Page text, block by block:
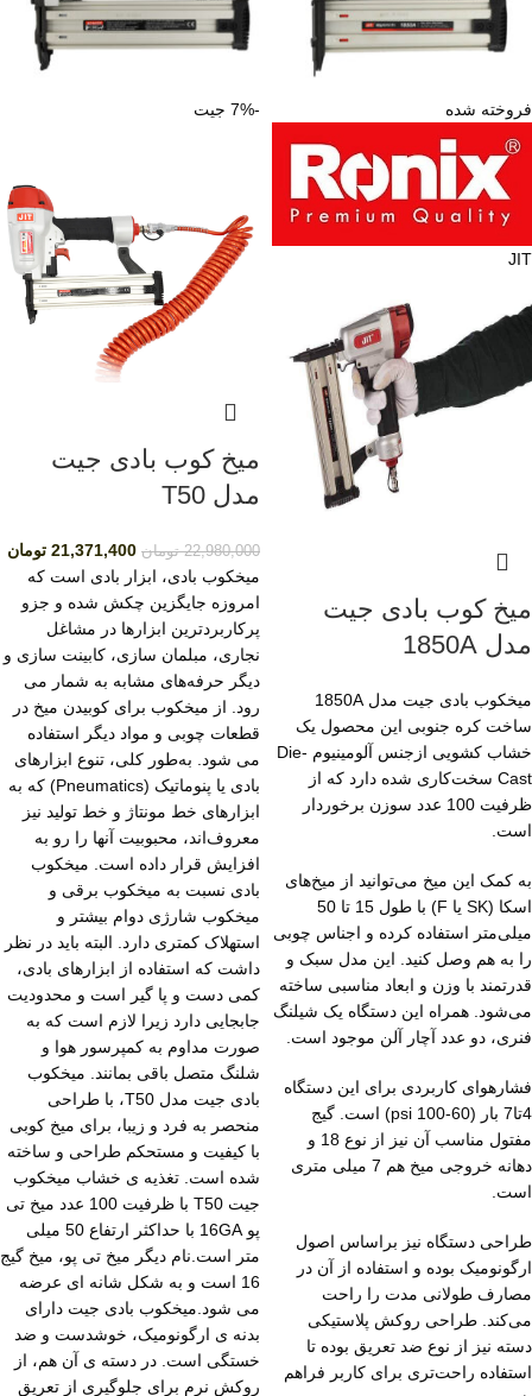
فروخته شده
JIT
میخ کوب بادی جیت
مدل 1850A
میخکوب بادی جیت مدل 1850A
ساخت کره جنوبی این محصول یک
خشاب کشویی ازجنس آلومینیوم Die-
Cast سخت‌کاری شده دارد که از
ظرفیت 100 عدد سوزن برخوردار
است.
به کمک این میخ می‌توانید از میخ‌های
اسکا (SK یا F) با طول 15 تا 50
میلی‌متر استفاده کرده و اجناس چوبی
را به هم وصل کنید. این مدل سبک و
قدرتمند با وزن و ابعاد مناسبی ساخته
می‌شود. همراه این دستگاه یک شیلنگ
فنری، دو عدد آچار آلن موجود است.
فشارهوای کاربردی برای این دستگاه
4تا7 بار (60-100 psi) است. گیج
مفتول مناسب آن نیز از نوع 18 و
دهانه خروجی میخ هم 7 میلی متری
است.
طراحی دستگاه نیز براساس اصول
ارگونومیک بوده و استفاده از آن در
مصارف طولانی مدت را راحت
می‌کند. طراحی روکش پلاستیکی
دسته نیز از نوع ضد تعریق بوده تا
استفاده راحت‌تری برای کاربر فراهم
-7% جیت
میخ کوب بادی جیت
مدل T50
22,980,000 تومان 21,371,400 تومان
میخکوب بادی، ابزار بادی است که
امروزه جایگزین چکش شده و جزو
پرکاربردترین ابزارها در مشاغل
نجاری، مبلمان سازی، کابینت سازی و
دیگر حرفه‌های مشابه به شمار می
رود. از میخکوب برای کوبیدن میخ در
قطعات چوبی و مواد دیگر استفاده
می شود. به‌طور کلی، تنوع ابزارهای
بادی یا پنوماتیک (Pneumatics) که به
ابزارهای خط مونتاژ و خط تولید نیز
معروف‌اند، محبوبیت آنها را رو به
افزایش قرار داده است. میخکوب
بادی نسبت به میخکوب برقی و
میخکوب شارژی دوام بیشتر و
استهلاک کمتری دارد. البته باید در نظر
داشت که استفاده از ابزارهای بادی،
کمی دست و پا گیر است و محدودیت
جابجایی دارد زیرا لازم است که به
صورت مداوم به کمپرسور هوا و
شلنگ متصل باقی بمانند. میخکوب
بادی جیت مدل T50، با طراحی
منحصر به فرد و زیبا، برای میخ کوبی
با کیفیت و مستحکم طراحی و ساخته
شده است. تغذیه ی خشاب میخکوب
جیت T50 با ظرفیت 100 عدد میخ تی
پو 16GA با حداکثر ارتفاع 50 میلی
متر است.نام دیگر میخ تی پو، میخ گیج
16 است و به شکل شانه ای عرضه
می شود.میخکوب بادی جیت دارای
بدنه ی ارگونومیک، خوشدست و ضد
خستگی است. در دسته ی آن هم، از
روکش نرم برای جلوگیری از تعریق